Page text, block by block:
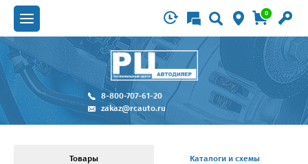
0
8-800-707-61-20
zakaz@rcauto.ru
Товары Каталоги и схемы